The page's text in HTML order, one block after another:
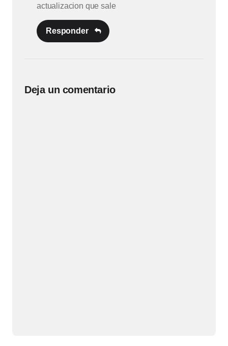
actualizacion que sale
Responder
Deja un comentario